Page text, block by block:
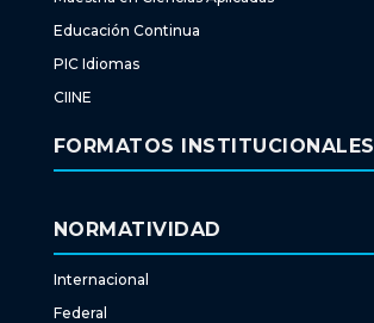
Educación Continua
PIC Idiomas
CIINE
FORMATOS INSTITUCIONALES
NORMATIVIDAD
Internacional
Federal